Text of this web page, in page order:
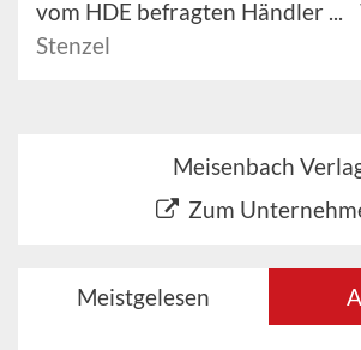
vom HDE befragten Händler ...
Stenzel
Meisenbach
Zum
Meistgelesen